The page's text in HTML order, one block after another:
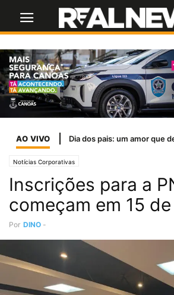
AO VIVO
Notícias Corporativas
Inscrições para a
começam em 15
Por DINO -